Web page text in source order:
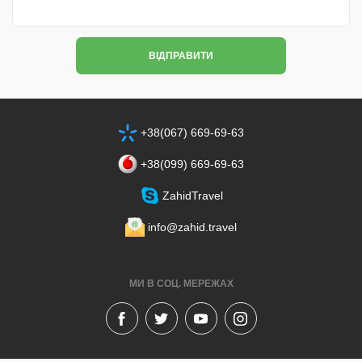
ВІДПРАВИТИ
+38(067) 669-69-63
+38‎(099) 669-69-63
ZahidTravel
info@zahid.travel
МИ В СОЦ. МЕРЕЖАХ